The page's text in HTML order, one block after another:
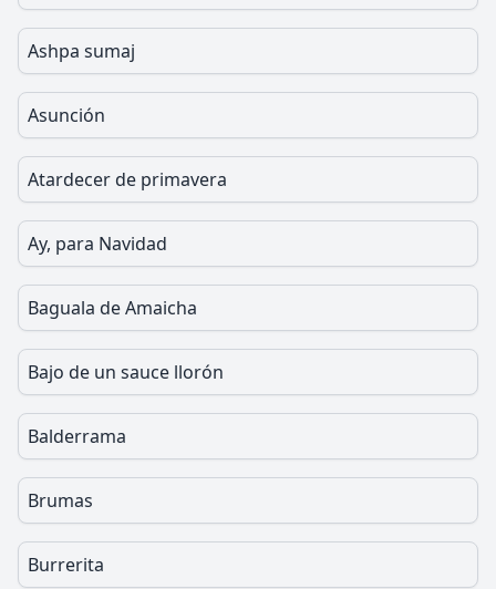
Ashpa sumaj
Asunción
Atardecer de primavera
Ay, para Navidad
Baguala de Amaicha
Bajo de un sauce llorón
Balderrama
Brumas
Burrerita